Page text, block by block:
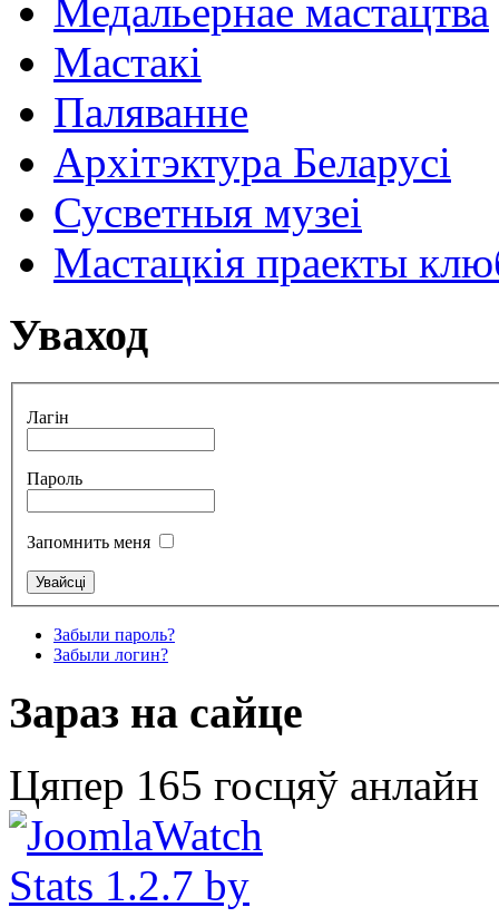
Медальернае мастацтва
Мастакі
Паляванне
Архітэктура Беларусі
Сусветныя музеі
Мастацкія праекты
Уваход
Лагін
Пароль
Запомнить меня
Забыли пароль?
Забыли логин?
Зараз на сайце
Цяпер 165 госцяў анлайн